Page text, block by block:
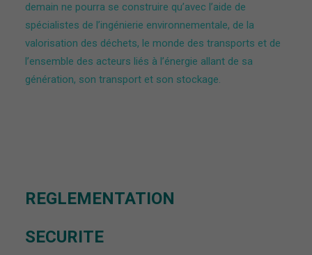
demain ne pourra se construire qu’avec l’aide de
spécialistes de l’ingénierie environnementale, de la
valorisation des déchets, le monde des transports et de
l’ensemble des acteurs liés à l’énergie allant de sa
génération, son transport et son stockage.
REGLEMENTATION
SECURITE